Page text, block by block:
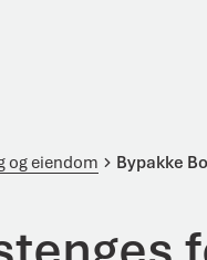
og eiendom Bypakke